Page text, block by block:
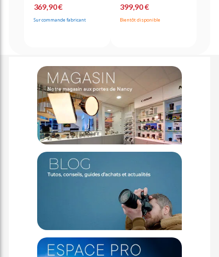
369,90 €
Sur commande fabricant
399,90 €
Bientôt disponible